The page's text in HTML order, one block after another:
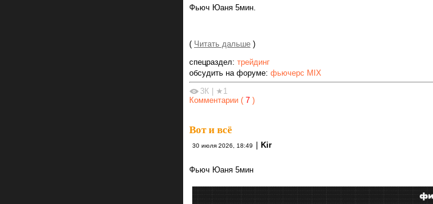
Фьюч Юаня 5мин.
( Читать дальше )
спецраздел: трейдинг
обсудить на форуме: фьючерс MIX
3К
★1
Комментарии ( 7 )
Вот и всё
30 июля 2026, 18:49 Kir
Фьюч Юаня 5мин